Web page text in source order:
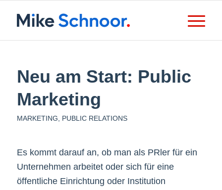
Neu am Start: Public
Marketing
MARKETING PUBLIC RELATIONS
Es kommt darauf an, ob man als PRler für ein
Unternehmen arbeitet oder sich für eine
öffentliche Einrichtung oder Institution